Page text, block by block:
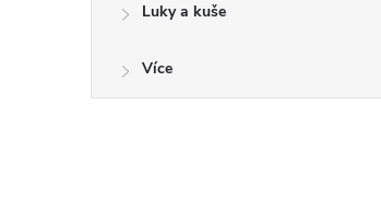
Luky a kuše
Více